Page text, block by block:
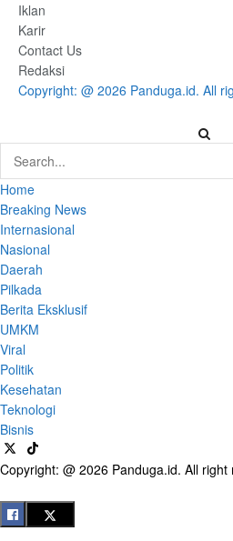
Iklan
Karir
Contact Us
Redaksi
Copyright: @ 2026 Panduga.id. All
Home
Breaking News
Internasional
Nasional
Daerah
Pilkada
Berita Eksklusif
UMKM
Viral
Politik
Kesehatan
Teknologi
Bisnis
Copyright: @ 2026 Panduga.id. All right